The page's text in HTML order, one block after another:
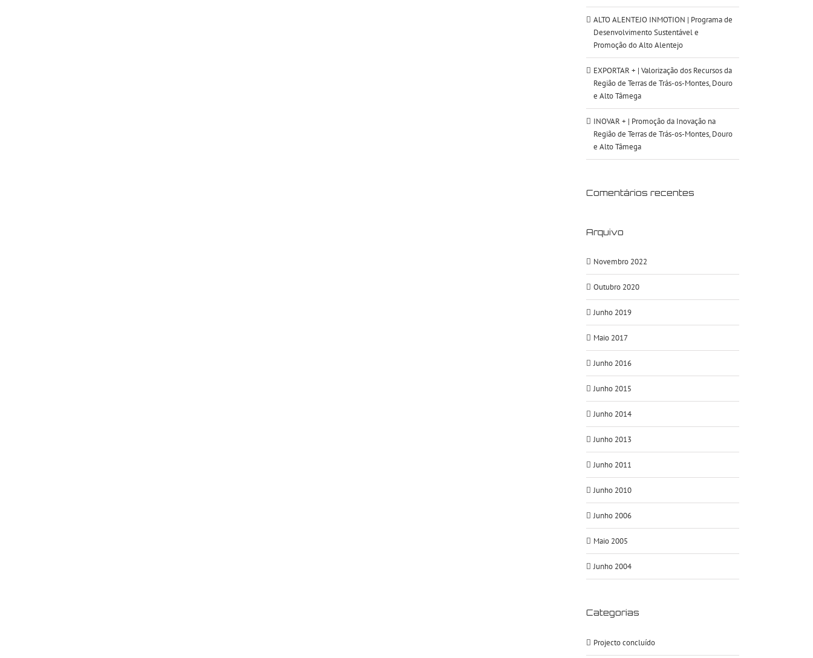
ALTO ALENTEJO INMOTION | Programa de
Desenvolvimento Sustentável e
Promoção do Alto Alentejo
EXPORTAR + | Valorização dos Recursos da
Região de Terras de Trás-os-Montes, Douro
e Alto Tâmega
INOVAR + | Promoção da Inovação na
Região de Terras de Trás-os-Montes, Douro
e Alto Tâmega
Comentários recentes
Arquivo
Novembro 2022
Outubro 2020
Junho 2019
Maio 2017
Junho 2016
Junho 2015
Junho 2014
Junho 2013
Junho 2011
Junho 2010
Junho 2006
Maio 2005
Junho 2004
Categorias
Projecto concluído